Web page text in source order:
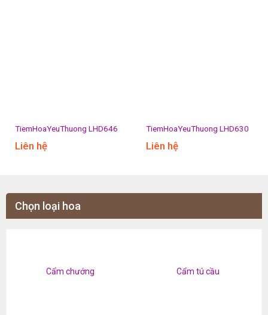
TiemHoaYeuThuong LHD646
Liên hệ
TiemHoaYeuThuong LHD630
Liên hệ
Chọn loại hoa
Cẩm chướng Cẩm tú cầu